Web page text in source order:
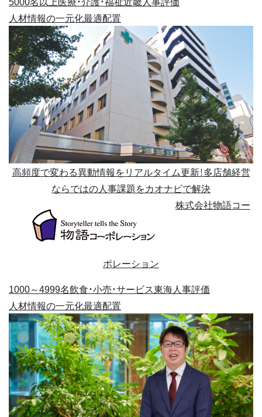
人材情報の一元化最適配置
高頻度で変わる異動情報をリアルタイム更新！多店舗経営
ならではの人事課題をカオナビで解決
株式会社物語コー
ポレーション
1000～4999名飲食・小売・サービス東海人事評価
人材情報の一元化最適配置